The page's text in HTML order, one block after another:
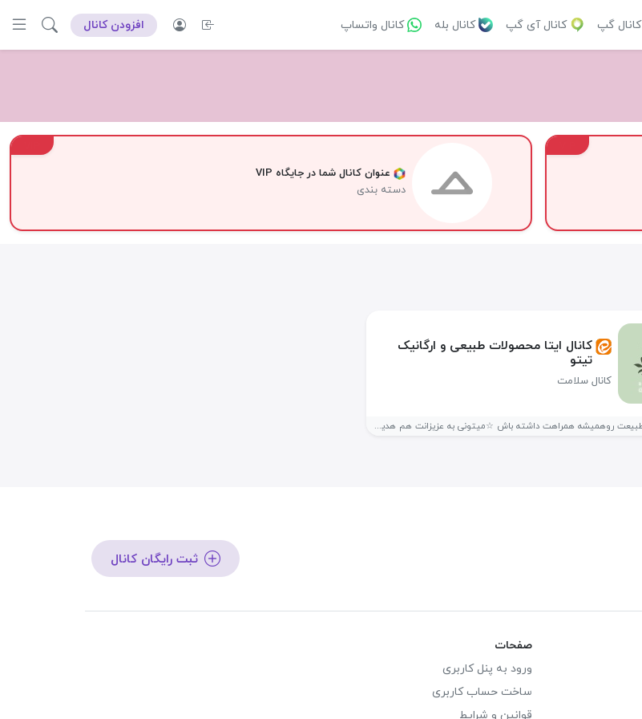
کانال گپ کانال آی گپ کانال بله کانال واتساپ افزودن کانال
عنوان کانال شما در جایگاه VIP
دسته بندی
کانال ایتا محصولات طبیعی و ارگانیک
تیتو
کانال سلامت
☆لذت وشادابی طبیعت روهمیشه همراهت داشته باش ☆میتونی به عزیزانت هم هدیه...
ثبت رایگان کانال
صفحات
ورود به پنل کاربری
ساخت حساب کاربری
قوانین و شرایط